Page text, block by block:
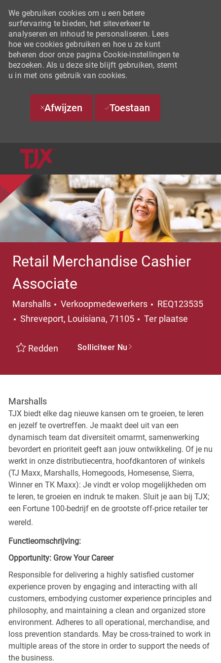
We gebruiken cookies om u een betere
surfervaring te bieden, het siteverkeer te
analyseren en inhoud te personaliseren. Lees
hoe we cookies gebruiken en hoe u ze kunt
beheren door onze pagina Cookie-instellingen te
bezoeken. Als u deze site blijft gebruiken, stemt
u in met ons gebruik van cookies.
Afwijzen Toestaan
Retail Merchandise Cashier
Associate
Marshalls Categorie
Verkoopmedewerkers
REQ123535
Plaats
Shreveport, Louisiana, 71105 Ter plaatse
Redden Solliciteer Nu
Marshalls
TJX biedt elke dag nieuwe kansen om te groeien, te leren
en jezelf te overtreffen. Je maakt deel uit van een
dynamisch team dat diversiteit omarmt, samenwerking
bevordert en prioriteit geeft aan jouw ontwikkeling. Of je nu
werkt in onze distributiecentra, hoofdkantoren of winkels
(TJ Maxx, Marshalls, Homegoods, Homesense, Sierra,
Winner en TK Maxx): Je vindt er volop mogelijkheden om
te leren, te groeien en indruk te maken. Sluit je aan bij TJX;
een Fortune 100-bedrijf en de grootste off-price retailer ter
wereld.
Functieomschrijving:
Opportunity: Grow Your Career
Responsible for delivering a highly satisfied customer
experience proven by engaging and interacting with all
customers, embodying customer experience principles and
philosophy, and maintaining a clean and organized store
environment. Adheres to all operational, merchandise, and
loss prevention standards. May be cross-trained to work in
multiple areas of the store in order to support the needs of
the business.